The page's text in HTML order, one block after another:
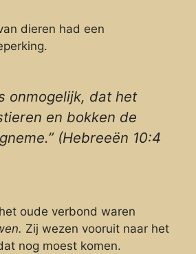
dieren had een
onmogelijk, dat het
en bokken de
(Hebreeën 10:4
oude verbond waren
Zij wezen vooruit naar het
nog moest komen.